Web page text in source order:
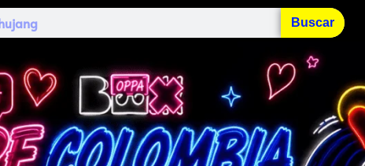
Buscar